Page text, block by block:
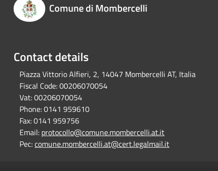
Comune di Mombercelli
Contact details
Piazza Vittorio Alfieri, 2, 14047 Mombercelli AT, Italia
Fiscal Code:00206070054
Vat:00206070054
Phone:0141 959610
Fax:0141 959756
Email: protocollo@comune.mombercelli.at.it
Pec:comune.mombercelli.at@cert.legalmail.it